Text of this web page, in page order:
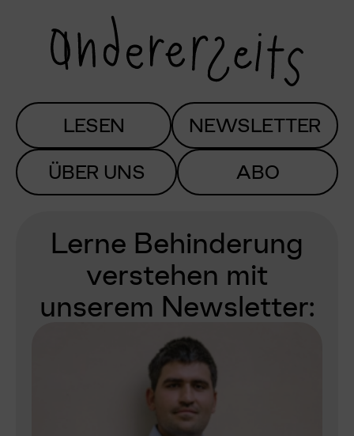
LESEN
NEWSLETTER
ÜBER UNS
ABO
Lerne Behinderung
verstehen mit
unserem Newsletter: